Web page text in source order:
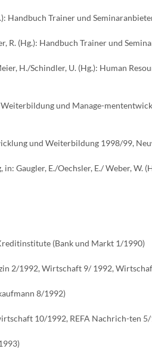
Handbuch Trainer und
R. (Hg.): Handbuch Trainer und
H./Schindler, U. (Hg.): Human
und Manage-
und Weiterbildung 1998/99,
Gaugler, E./Oechsler, E./ Weber, W.
(Bank und Markt 1/1990)
2/1992, Wirtschaft 9/ 1992,
8/1992)
10/1992, REFA Nachrich-ten